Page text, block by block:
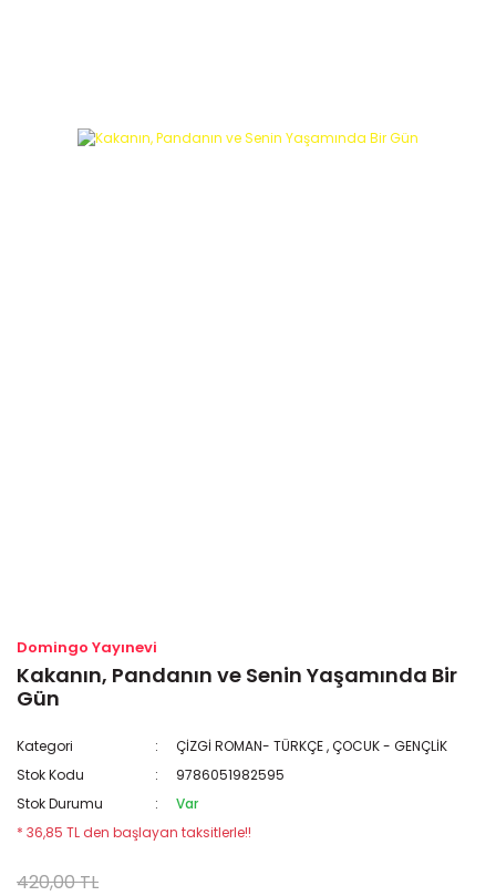
Domingo Yayınevi
Kakanın, Pandanın ve Senin Yaşamında Bir
Gün
Kategori ÇİZGİ ROMAN- TÜRKÇE,ÇOCUK - GENÇLİK
Stok Kodu
9786051982595
Stok Durumu
Var
* 36,85 TL den başlayan taksitlerle!!
420,00 TL